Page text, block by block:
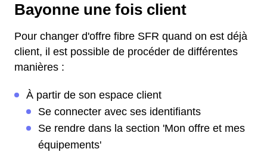
Bayonne une fois client
Pour changer d'offre fibre SFR quand on est déjà
client, il est possible de procéder de différentes
manières :
À partir de son espace client
Se connecter avec ses identifiants
Se rendre dans la section 'Mon offre et mes
équipements'